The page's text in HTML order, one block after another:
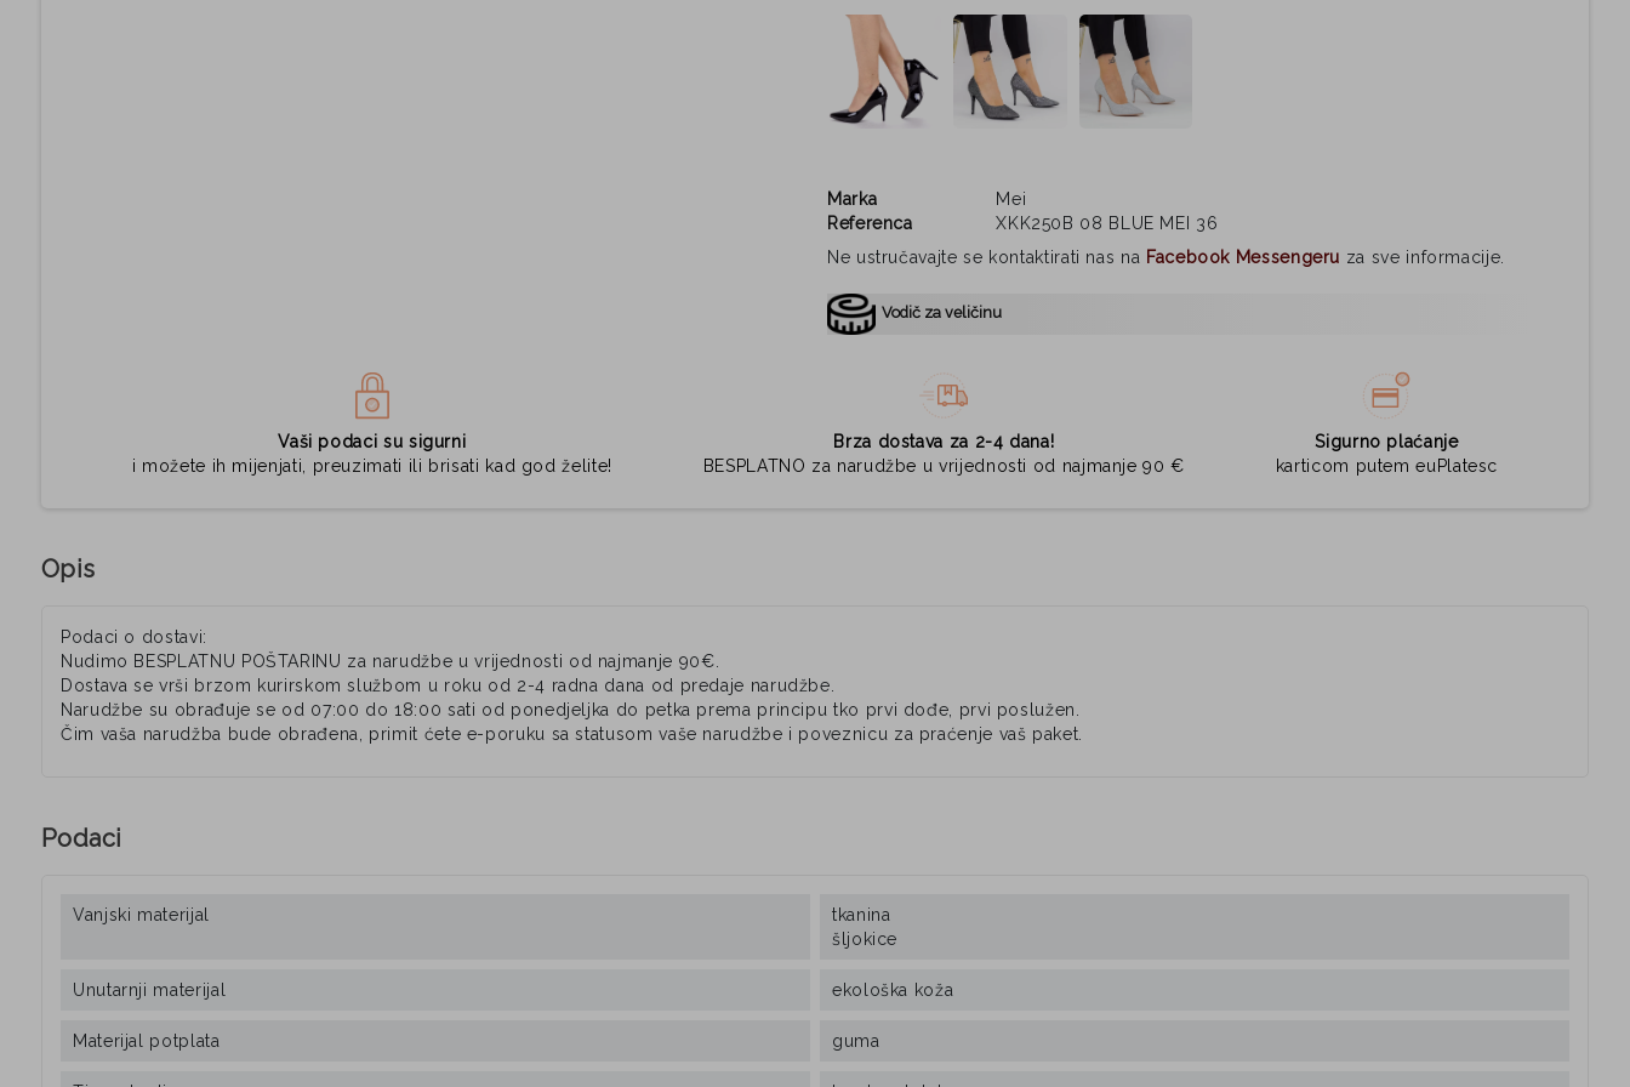
Marka
Mei
Referenca
XKK250B 08 BLUE MEI 36
Ne ustručavajte se kontaktirati nas na Facebook Messengeru za sve informacije.
Vodič za veličinu
Vaši podaci su sigurni
i možete ih mijenjati, preuzimati ili brisati kad god želite!
Brza dostava za 2-4 dana!
BESPLATNO za narudžbe u vrijednosti od najmanje 90 €
Sigurno plaćanje
karticom putem euPlatesc
Opis
Podaci o dostavi:
Nudimo BESPLATNU POŠTARINU za narudžbe u vrijednosti od najmanje 90€.
Dostava se vrši brzom kurirskom službom u roku od 2-4 radna dana od predaje narudžbe.
Narudžbe su obrađuje se od 07:00 do 18:00 sati od ponedjeljka do petka prema principu tko prvi dođe, prvi poslužen.
Čim vaša narudžba bude obrađena, primit ćete e-poruku sa statusom vaše narudžbe i poveznicu za praćenje vaš paket.
Podaci
Vanjski materijal
tkanina
šljokice
Unutarnji materijal ekološka koža
Materijal potplata guma